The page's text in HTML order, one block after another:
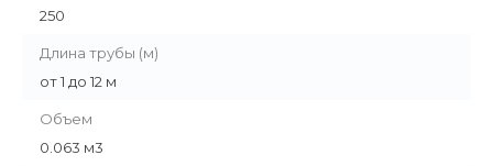
250
Длина трубы (м)
от 1 до 12 м
Объем
0.063 м3